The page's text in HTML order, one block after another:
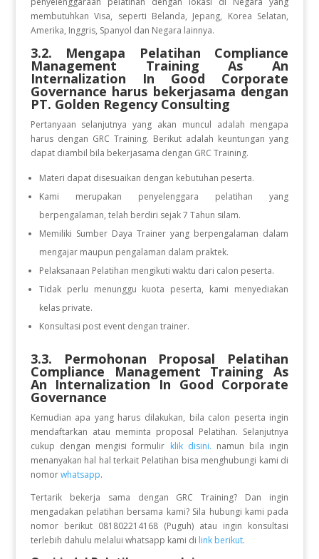
membutuhkan Visa, seperti Belanda, Jepang, Korea Selatan,
Amerika, Inggris, Spanyol dan Negara lainnya.
3.2. Mengapa Pelatihan Compliance
Management Training As An
Internalization In Good Corporate
Governance harus bekerjasama dengan
PT. Golden Regency Consulting
Pertanyaan selanjutnya yang akan muncul adalah mengapa
harus dengan GRC Training. Berikut adalah keuntungan yang
dapat diambil bila bekerjasama dengan GRC Training.
Materi dapat disesuaikan dengan kebutuhan peserta.
Kami merupakan penyelenggara pelatihan yang
berpengalaman, telah berdiri sejak 7 Tahun silam.
Memiliki Sumber Daya Trainer yang berpengalaman dalam
mengajar maupun pengalaman dalam praktek.
Pelaksanaan Pelatihan mengikuti waktu dari calon peserta.
Tidak perlu menunggu kuota peserta, kami menyediakan
kelas private.
Konsultasi post event dengan trainer.
3.3. Permohonan Proposal Pelatihan
Compliance Management Training As
An Internalization In Good Corporate
Governance
Kemudian apa yang harus dilakukan, bila calon peserta ingin
mendaftarkan atau meminta proposal Pelatihan. Selanjutnya
cukup dengan mengisi formulir klik disini. namun bila ingin
menanyakan hal hal terkait Pelatihan bisa menghubungi kami di
nomor whatsapp.
Tertarik bekerja sama dengan GRC Training? Dan ingin
mengadakan pelatihan bersama kami? Sila hubungi kami pada
nomor berikut 081802214168 (Puguh) atau ingin konsultasi
terlebih dahulu melalui whatsapp kami di link berikut.